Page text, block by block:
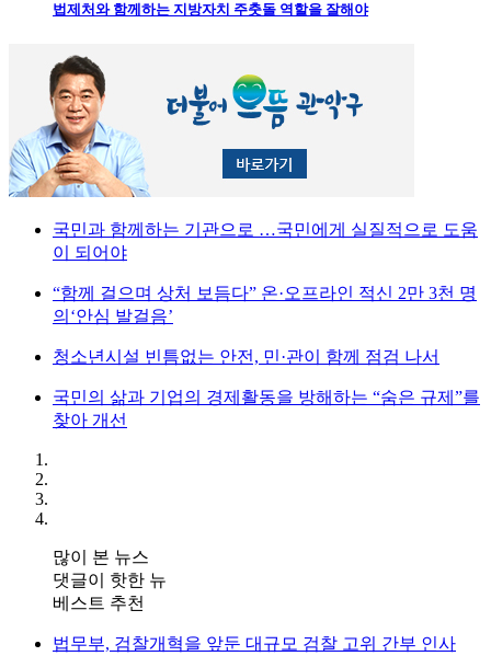
법제처와 함께하는 지방자치 주춧돌 역할을 잘해야
국민과 함께하는 기관으로 …국민에게 실질적으로 도움
이 되어야
“함께 걸으며 상처 보듬다” 온·오프라인 적신 2만 3천 명
의‘안심 발걸음’
청소년시설 빈틈없는 안전, 민·관이 함께 점검 나서
국민의 삶과 기업의 경제활동을 방해하는 “숨은 규제”를
찾아 개선
많이 본 뉴스
댓글이 핫한 뉴
베스트 추천
법무부, 검찰개혁을 앞둔 대규모 검찰 고위 간부 인사